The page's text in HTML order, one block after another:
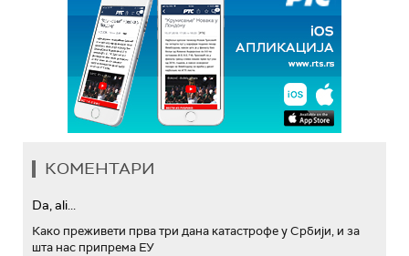
КОМЕНТАРИ
Da, ali...
Како преживети прва три дана катастрофе у Србији, и за
шта нас припрема ЕУ